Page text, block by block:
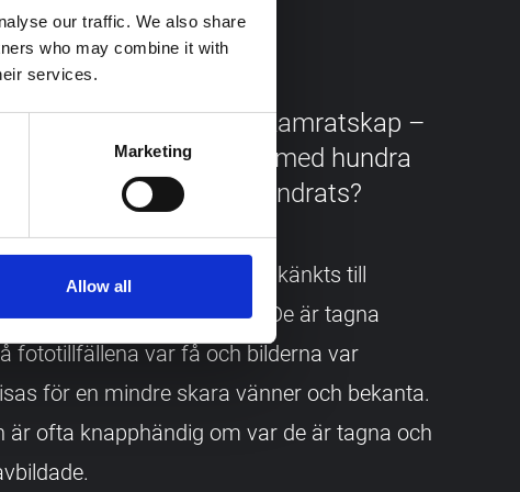
our traffic. We also share
who may combine it with
services.
Marketing
Allow all
- 31 juli 2018
samarbete och kamratskap –
av militärt vardagsliv med hundra
Hur mycket har förändrats?
från 1900-talets början har skänkts till
arkiv från privatpersoner. De är tagna
fototillfällena var få och bilderna var
för en mindre skara vänner och bekanta.
är ofta knapphändig om var de är tagna och